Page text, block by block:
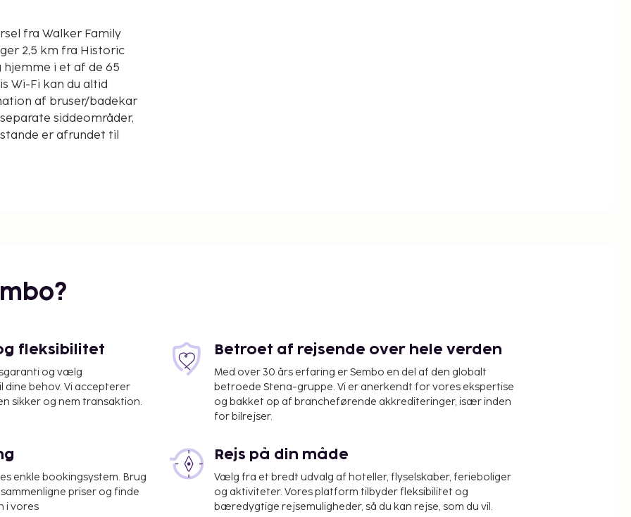
fra Walker Family
hjemme i et af de 65
Wi-Fi kan du altid
af bruser/badekar
siddeområder,
er afrundet til
Lufthavn (TUS) -
parkering er til
såsom en
faciliteter, inklusive
fleksibilitet
og vælg
dine behov. Vi accepterer
sikker og nem transaktion.
Betroet af rejsende over hele verden
Med over 30 års erfaring er Sembo en del af den globalt
betroede Stena-gruppe. Vi er anerkendt for vores ekspertise
og bakket op af brancheførende akkrediteringer, især inden
for bilrejser.
enkle bookingsystem. Brug
priser og finde
i vores
Rejs på din måde
Vælg fra et bredt udvalg af hoteller, flyselskaber, ferieboliger
og aktiviteter. Vores platform tilbyder fleksibilitet og
bæredygtige rejsemuligheder, så du kan rejse, som du vil.